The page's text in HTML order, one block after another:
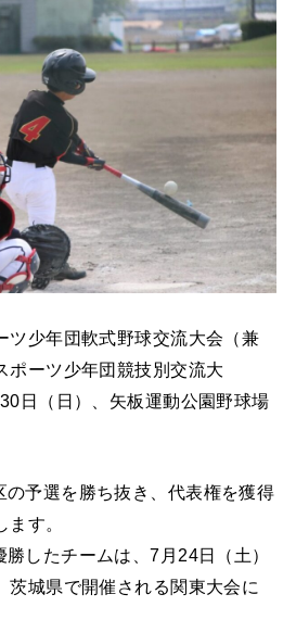
ツ少年団軟式野球交流大会（兼
ポーツ少年団競技別交流大
日（日）、矢板運動公園野球場
の予選を勝ち抜き、代表権を獲得
す。
したチームは、7月24日（土）
茨城県で開催される関東大会に